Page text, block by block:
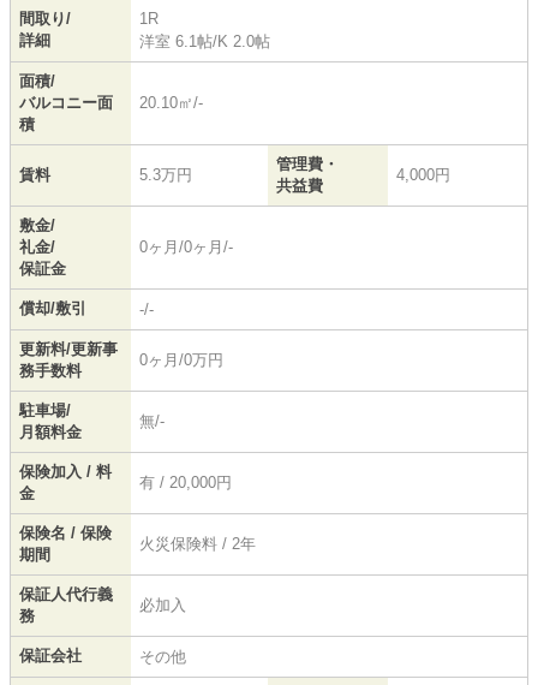
間取り/
詳細
1R
洋室 6.1帖/K 2.0帖
面積/
バルコニー面
積
20.10㎡/-
賃料 5.3万円
管理費・
共益費
4,000円
敷金/
礼金/
保証金
0ヶ月/0ヶ月/-
償却/敷引 -/-
更新料/更新事
務手数料
0ヶ月/0万円
駐車場/
月額料金
無/-
保険加入 / 料
金
有 / 20,000円
保険名 / 保険
期間
火災保険料 / 2年
保証人代行義
務
必加入
保証会社 その他